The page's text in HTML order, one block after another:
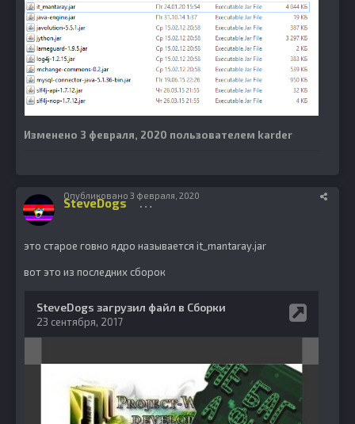
Изменено 3 февраля, 2020 пользователем karder
SteveDogs 1086
Опубликовано 3 февраля, 2020
это старое говно ядро называется it_mantaray.jar
вот это из последних сборок